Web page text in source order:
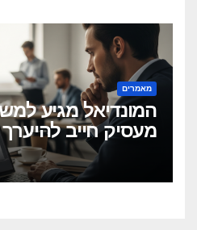
מאמרים
המונדיאל מגיע
מעסיק חייב
הקרובים